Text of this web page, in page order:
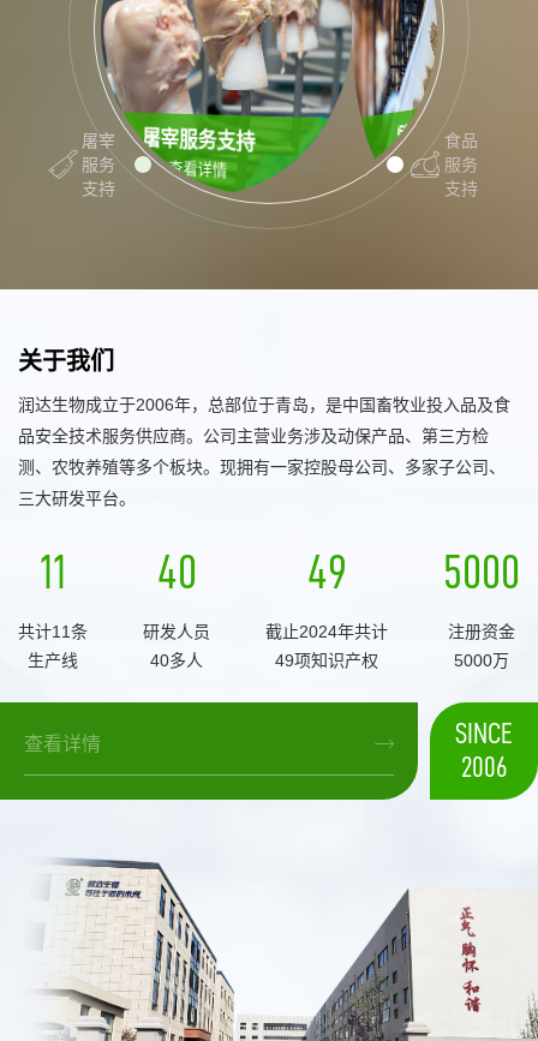
屠宰服务支持
查看详情
饲料服务
查看详情
种禽服务
查看详情
食品
服务
支持
屠宰
服务
支持
关于我们
润达生物成立于2006年，总部位于青岛，是中国畜牧业投入品及食
品安全技术服务供应商。公司主营业务涉及动保产品、第三方检
测、农牧养殖等多个板块。现拥有一家控股母公司、多家子公司、
三大研发平台。
11
共计11条
生产线
40
研发人员
40多人
49
截止2024年共计
49项知识产权
5000
注册资金
5000万
查看详情
SINCE
2006